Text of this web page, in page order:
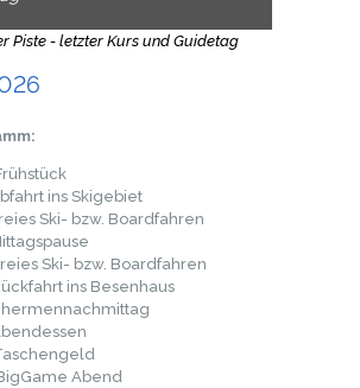
Piste - letzter Kurs und Guidetag
ins Skigebiet
Ski- bzw. Boardfahren
Ski- bzw. Boardfahren
ins Besenhaus
Abend